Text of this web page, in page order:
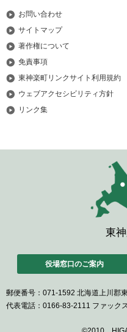
お問い合わせ
サイトマップ
著作権について
免責事項
東神楽町リンクサイト利用規約
ウェブアクセシビリティ方針
リンク集
東
役場窓口のご案内
郵便番号：071-1592 北海道上川郡
代表電話：0166-83-2111 ファック